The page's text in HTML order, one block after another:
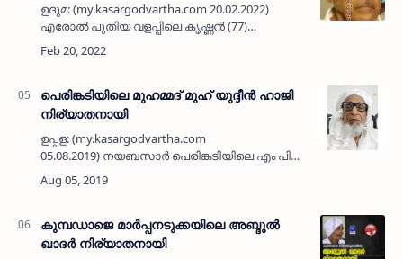
ഉദുമ: (my.kasargodvartha.com 20.02.2022)
എരോൽ പുതിയ വളപ്പിലെ കൃഷ്ണൻ (77)
നിര്യാതനായി. വെള്ളുങ്ങൻ - ചിറ്റേയി
ദമ്പതികളുടെ മകനാ…
പെരിങ്കടിയിലെ മുഹമ്മദ് മുഹ് യുദ്ദീന്‍ ഹാജി
നിര്യാതനായി
ഉപ്പള: (my.kasargodvartha.com
05.08.2019) നയബസാര്‍ പെരിങ്കടിയിലെ എം പി
മുഹമ്മദ് മുഹ് യുദ്ദീന്‍ ഹാജി (94) നിര്യാതനായി.
പരേതരായ ജോട്ക്കല്‍ മുഹമ്മദ് - ഫാത്വിമ
കുമ്പഡാജെ മാര്‍പ്പനടുക്കയിലെ അബ്ദുല്‍
ഖാദർ നിര്യാതനായി